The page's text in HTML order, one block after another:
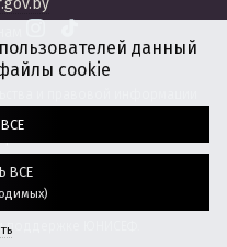
2008-2026.
“ГЕНШТАБ”
поддержке ЮНИСЕФ.
данный
cookie
ВСЕ